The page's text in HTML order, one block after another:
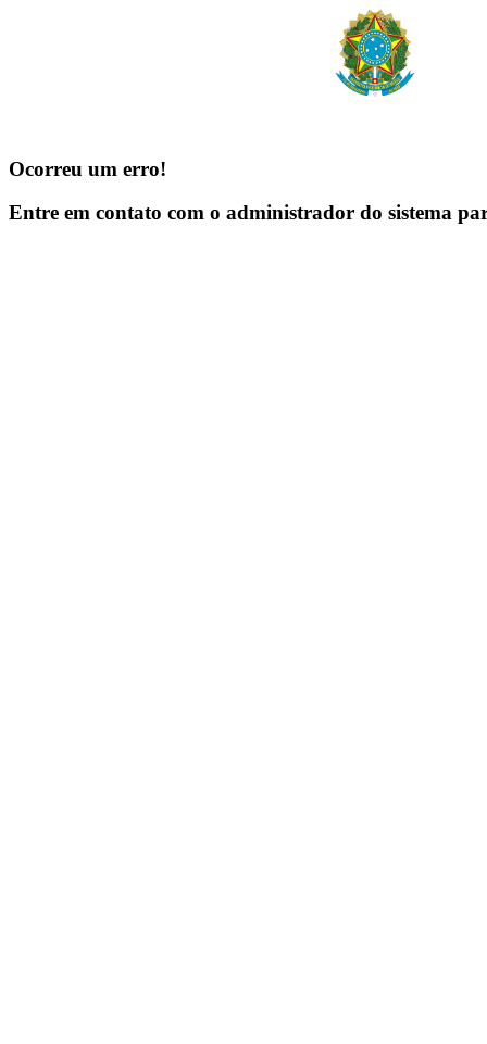
Ocorreu um erro!
Entre em contato com o administrador do sistema